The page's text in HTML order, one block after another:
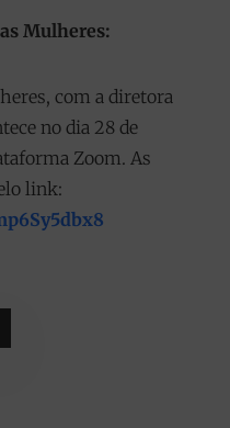
Mulheres:
com a diretora
no dia 28 de
Zoom. As
link: